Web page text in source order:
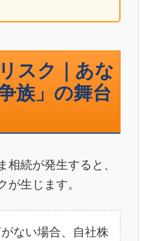
スク｜あな
族」の舞台
続が発生すると、
生じます。
ない場合、自社株